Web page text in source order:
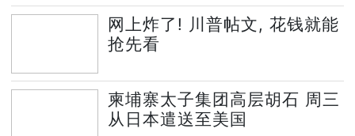
网上炸了! 川普帖文, 花钱就能
抢先看
柬埔寨太子集团高层胡石 周三
从日本遣送至美国